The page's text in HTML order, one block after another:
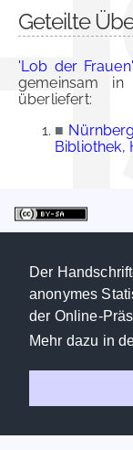
Der
anonymes
der Online-
Mehr dazu in
Geteilte
'Lob der
gemeinsam in
überliefert:
■
Bibliothek,